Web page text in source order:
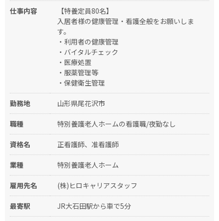
仕事内容
【特養定員80名】
入居者様の健康管理・看護全般をお願いしま
す。
・利用者の健康管理
・バイタルチェック
・医療処置
・服薬管理等
・保健衛生管理
勤務地 山形県尾花沢市
職種 特別養護老人ホームの看護職/夜勤なし
資格名 正看護師、准看護師
業種 特別養護老人ホーム
雇用先名 (株)ヒロキャリアスタッフ
最寄駅 JR大石田駅から車で5分